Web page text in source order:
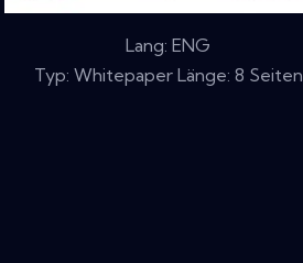
Lang: ENG
Typ: Whitepaper Länge: 8 Seiten